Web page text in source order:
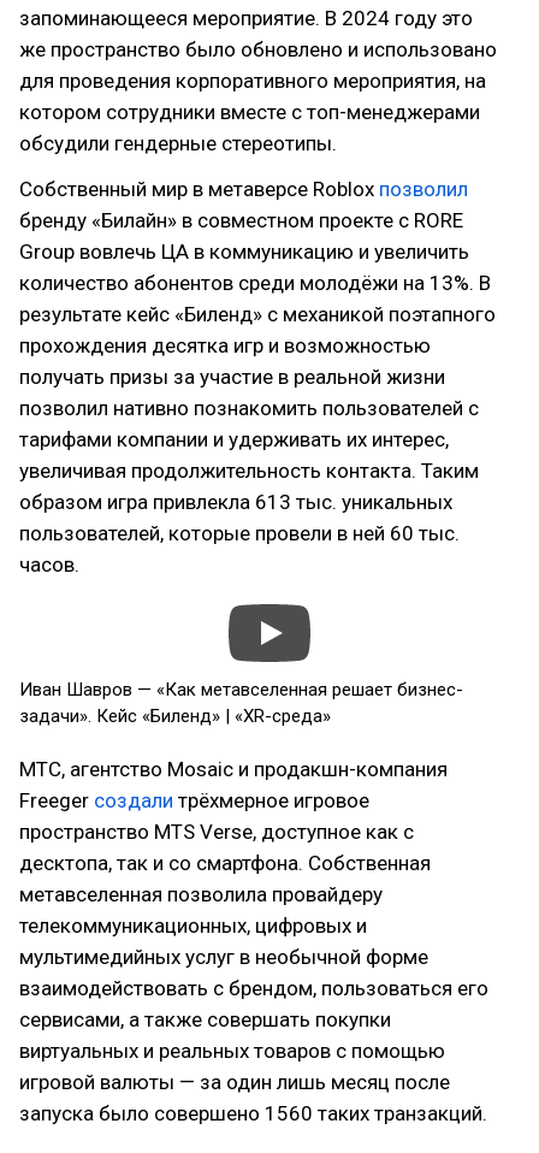
запоминающееся мероприятие. В 2024 году это
же пространство было обновлено и использовано
для проведения корпоративного мероприятия, на
котором сотрудники вместе с топ-менеджерами
обсудили гендерные стереотипы.
Собственный мир в метаверсе Roblox позволил
бренду «Билайн» в совместном проекте с RORE
Group вовлечь ЦА в коммуникацию и увеличить
количество абонентов среди молодёжи на 13%. В
результате кейс «Биленд» с механикой поэтапного
прохождения десятка игр и возможностью
получать призы за участие в реальной жизни
позволил нативно познакомить пользователей с
тарифами компании и удерживать их интерес,
увеличивая продолжительность контакта. Таким
образом игра привлекла 613 тыс. уникальных
пользователей, которые провели в ней 60 тыс.
часов.
Иван Шавров — «Как метавселенная решает бизнес-
задачи». Кейс «Биленд» | «XR-среда»
МТС, агентство Mosaic и продакшн-компания
Freeger создали трёхмерное игровое
пространство MTS Verse, доступное как с
десктопа, так и со смартфона. Собственная
метавселенная позволила провайдеру
телекоммуникационных, цифровых и
мультимедийных услуг в необычной форме
взаимодействовать с брендом, пользоваться его
сервисами, а также совершать покупки
виртуальных и реальных товаров с помощью
игровой валюты — за один лишь месяц после
запуска было совершено 1560 таких транзакций.